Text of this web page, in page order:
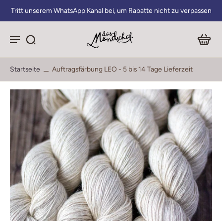
Tritt unserem WhatsApp Kanal bei, um Rabatte nicht zu verpassen
Startseite Auftragsfärbung LEO - 5 bis 14 Tage Lieferzeit